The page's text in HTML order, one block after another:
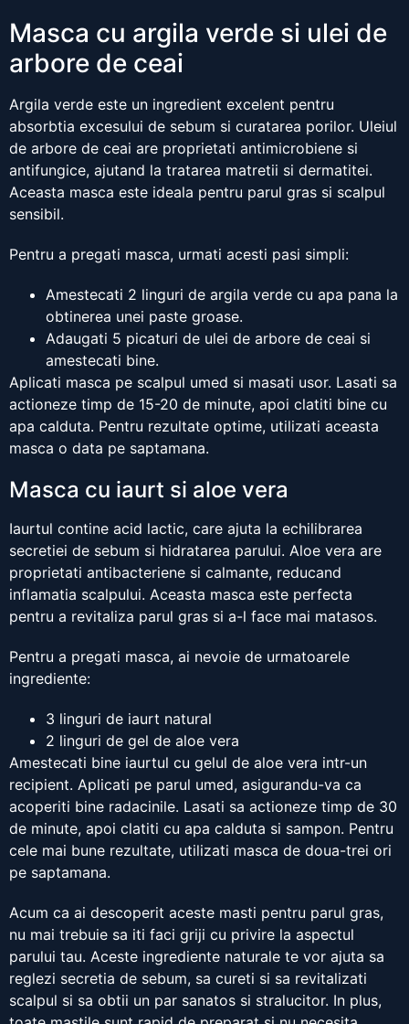
Masca cu argila verde si ulei de
arbore de ceai
Argila verde este un ingredient excelent pentru
absorbtia excesului de sebum si curatarea porilor. Uleiul
de arbore de ceai are proprietati antimicrobiene si
antifungice, ajutand la tratarea matretii si dermatitei.
Aceasta masca este ideala pentru parul gras si scalpul
sensibil.
Pentru a pregati masca, urmati acesti pasi simpli:
Amestecati 2 linguri de argila verde cu apa pana la
obtinerea unei paste groase.
Adaugati 5 picaturi de ulei de arbore de ceai si
amestecati bine.
Aplicati masca pe scalpul umed si masati usor. Lasati sa
actioneze timp de 15-20 de minute, apoi clatiti bine cu
apa calduta. Pentru rezultate optime, utilizati aceasta
masca o data pe saptamana.
Masca cu iaurt si aloe vera
Iaurtul contine acid lactic, care ajuta la echilibrarea
secretiei de sebum si hidratarea parului. Aloe vera are
proprietati antibacteriene si calmante, reducand
inflamatia scalpului. Aceasta masca este perfecta
pentru a revitaliza parul gras si a-l face mai matasos.
Pentru a pregati masca, ai nevoie de urmatoarele
ingrediente:
3 linguri de iaurt natural
2 linguri de gel de aloe vera
Amestecati bine iaurtul cu gelul de aloe vera intr-un
recipient. Aplicati pe parul umed, asigurandu-va ca
acoperiti bine radacinile. Lasati sa actioneze timp de 30
de minute, apoi clatiti cu apa calduta si sampon. Pentru
cele mai bune rezultate, utilizati masca de doua-trei ori
pe saptamana.
Acum ca ai descoperit aceste masti pentru parul gras,
nu mai trebuie sa iti faci griji cu privire la aspectul
parului tau. Aceste ingrediente naturale te vor ajuta sa
reglezi secretia de sebum, sa cureti si sa revitalizati
scalpul si sa obtii un par sanatos si stralucitor. In plus,